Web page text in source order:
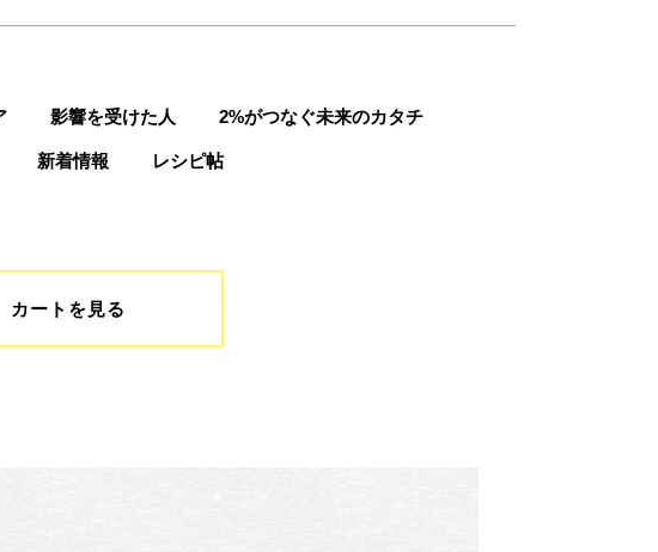
影響を受けた人 2%がつなぐ未来のカタチ
新着情報 レシピ帖
カートを見る